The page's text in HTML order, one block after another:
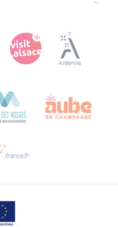
Grand Est
een e-mail